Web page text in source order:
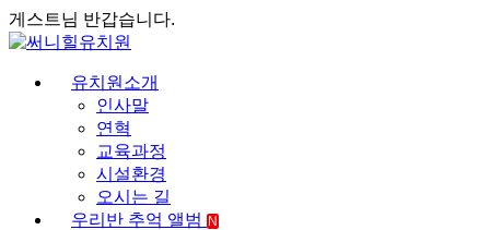
게스트님 반갑습니다.
유치원소개
인사말
연혁
교육과정
시설환경
오시는 길
우리반 추억 앨범
N